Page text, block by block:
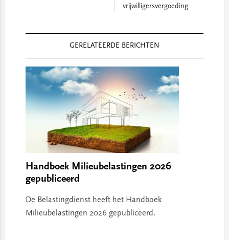
vrijwilligersvergoeding
GERELATEERDE BERICHTEN
Handboek Milieubelastingen 2026
gepubliceerd
De Belastingdienst heeft het Handboek
Milieubelastingen 2026 gepubliceerd.